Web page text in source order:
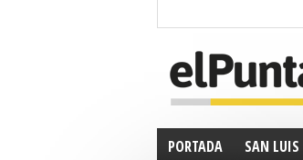
PORTADA SAN LUIS